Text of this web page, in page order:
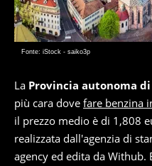
Fonte: iStock - saiko3p
La Provincia autonoma di
più cara dove fare benzina
il prezzo medio è di 1,808
realizzata dall'agenzia di
agency ed edita da Withub.